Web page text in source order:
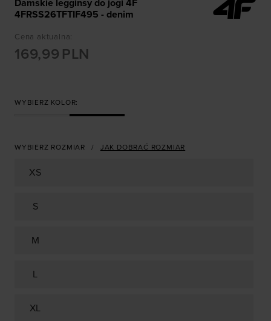
Damskie legginsy do jogi 4F
4FRSS26TFTIF495 - denim
Cena aktualna:
169,99 PLN
WYBIERZ KOLOR:
WYBIERZ ROZMIAR JAK DOBRAĆ ROZMIAR
XS
S
M
L
XL